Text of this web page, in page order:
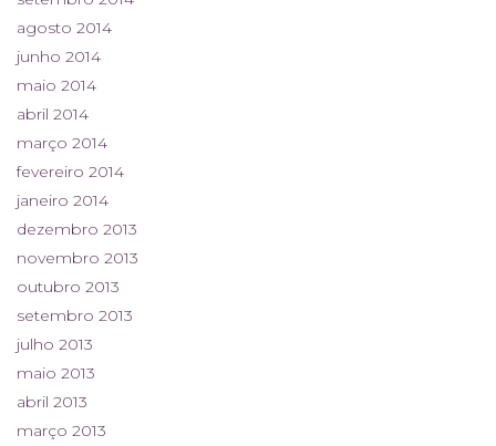
agosto 2014
junho 2014
maio 2014
abril 2014
março 2014
fevereiro 2014
janeiro 2014
dezembro 2013
novembro 2013
outubro 2013
setembro 2013
julho 2013
maio 2013
abril 2013
março 2013